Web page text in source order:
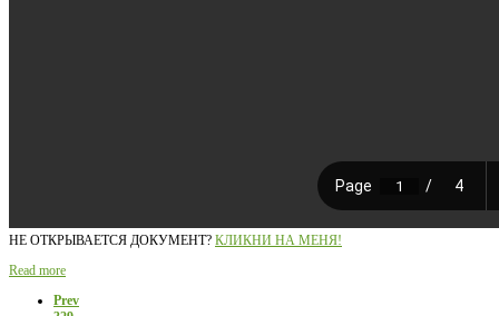
НЕ ОТКРЫВАЕТСЯ ДОКУМЕНТ? КЛИКНИ НА МЕНЯ!
Read more
Prev